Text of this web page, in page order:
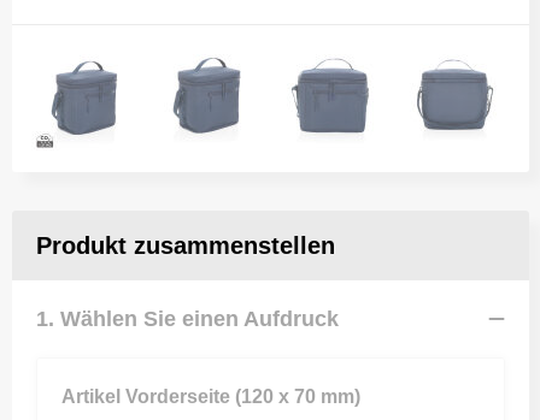
Produkt zusammenstellen
1. Wählen Sie einen Aufdruck
Artikel Vorderseite (120 x 70 mm)